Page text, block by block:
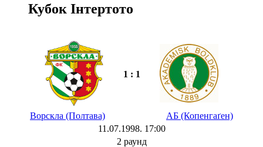
Кубок Інтертото
1 : 1
Ворскла (Полтава)
АБ (Копенгаґен)
11.07.1998. 17:00
2 раунд